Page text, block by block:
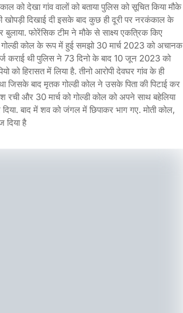
देखा गांव वालों को बताया पुलिस को सूचित किया मौके
दिखाई दी इसके बाद कुछ ही दूरी पर नरकंकाल के
फोरेंसिक टीम ने मौके से साक्ष्य एकत्रिक किए
गोल्डी कोल के रूप में हुई समझो 30 मार्च 2023 को अचानक
कराई थी पुलिस ने 73 दिनो के बाद 10 जून 2023 को
हिरासत में लिया है. तीनो आरोपी देवघर गांव के ही
जिसके बाद मृतक गोल्डी कोल ने उसके पिता की पिटाई कर
और 30 मार्च को गोल्डी कोल को अपने साथ बहेलिया
बाद में शव को जंगल में छिपाकर भाग गए. मोती कोल,
है